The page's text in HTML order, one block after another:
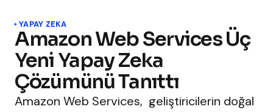
YAPAY ZEKA
Amazon Web Services Üç
Yeni Yapay Zeka
Çözümünü Tanıttı
Amazon Web Services, geliştiricilerin doğal